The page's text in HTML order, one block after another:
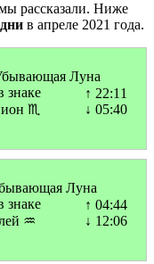
рассказали. Ниже
в апреле 2021 года.
знаке
♏
↑ 22:11
↓ 05:40
знаке
♒
↑ 04:44
↓ 12:06